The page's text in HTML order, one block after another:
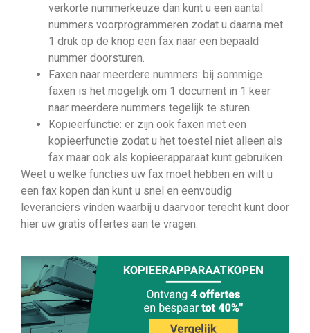
verkorte nummerkeuze dan kunt u een aantal
nummers voorprogrammeren zodat u daarna met
1 druk op de knop een fax naar een bepaald
nummer doorsturen.
Faxen naar meerdere nummers: bij sommige
faxen is het mogelijk om 1 document in 1 keer
naar meerdere nummers tegelijk te sturen.
Kopieerfunctie: er zijn ook faxen met een
kopieerfunctie zodat u het toestel niet alleen als
fax maar ook als kopieerapparaat kunt gebruiken.
Weet u welke functies uw fax moet hebben en wilt u
een fax kopen dan kunt u snel en eenvoudig
leveranciers vinden waarbij u daarvoor terecht kunt door
hier uw gratis offertes aan te vragen.